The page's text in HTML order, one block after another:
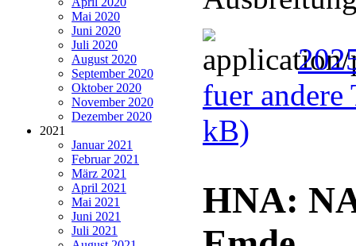
Mai 2020
Juni 2020
Juli 2020
August 2020
September 2020
Oktober 2020
November 2020
Dezember 2020
2021
Januar 2021
Februar 2021
März 2021
April 2021
Mai 2021
Juni 2021
Juli 2021
fuer
kB)
HNA: